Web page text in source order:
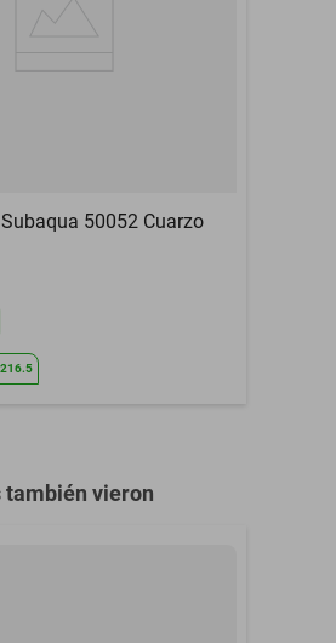
Si
1 Reloj
50052 Cuarzo
también vieron